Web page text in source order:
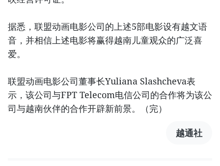
据悉，联盟动画电影公司的上述5部电影设有越文语
音，并相信上述电影将赢得越南儿童观众的广泛喜
爱。
联盟动画电影公司董事长Yuliana Slashcheva表
示，该公司与FPT Telecom电信公司的合作将为该公
司与越南伙伴的合作开辟新前景。（完）
越通社